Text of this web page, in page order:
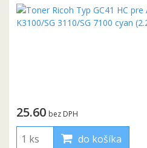
25.60 bez DPH
do košíka